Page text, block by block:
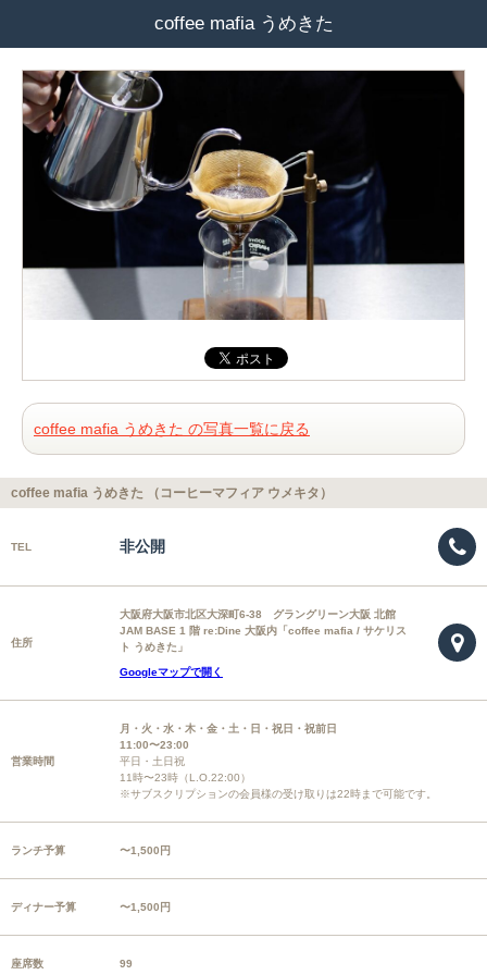
coffee mafia うめきた
coffee mafia うめきた の写真一覧に戻る
coffee mafia うめきた （コーヒーマフィア ウメキタ）
TEL 非公開
住所
大阪府大阪市北区大深町6-38 グラングリーン大阪 北館
JAM BASE 1 階 re:Dine 大阪内「coffee mafia / サケリス
ト うめきた」
Googleマップで開く
営業時間
月・火・水・木・金・土・日・祝日・祝前日
11:00〜23:00
平日・土日祝
11時〜23時（L.O.22:00）
※サブスクリプションの会員様の受け取りは22時まで可能です。
ランチ予算 〜1,500円
ディナー予算 〜1,500円
座席数 99